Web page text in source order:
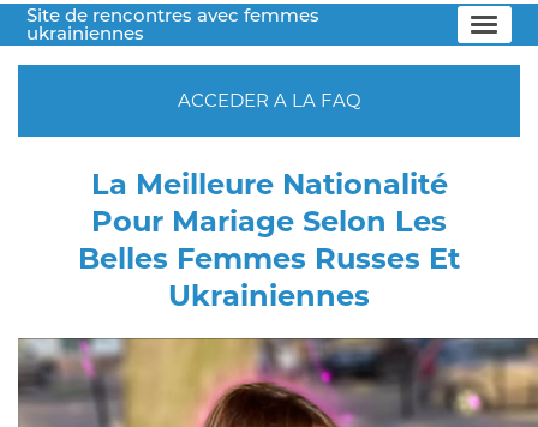
Site de rencontres avec femmes
ukrainiennes
ACCEDER A LA FAQ
La Meilleure Nationalité
Pour Mariage Selon Les
Belles Femmes Russes Et
Ukrainiennes